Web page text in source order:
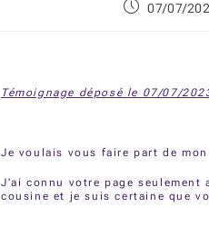
07/07/
Témoignage déposé le 07/07/
Je voulais vous faire part de
J’ai connu votre page
cousine et je suis certaine que